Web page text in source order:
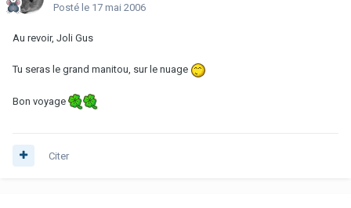
Posté le 17 mai 2006
Au revoir, Joli Gus
Tu seras le grand manitou, sur le nuage
Bon voyage
Citer